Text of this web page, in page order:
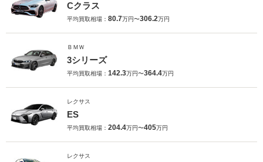
Cクラス
平均買取相場： 80.7万円〜306.2万円
ＢＭＷ
3シリーズ
平均買取相場： 142.3万円〜364.4万円
レクサス
ES
平均買取相場： 204.4万円〜405万円
レクサス